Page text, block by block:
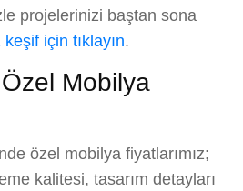
projelerinizi baştan sona
için tıklayın.
Mobilya
özel mobilya fiyatlarımız;
kalitesi, tasarım detayları